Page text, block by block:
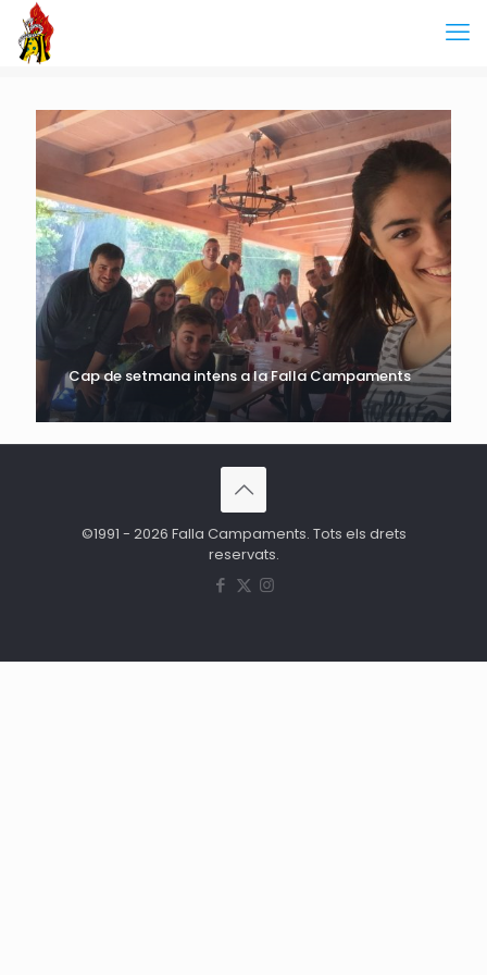
Cap de setmana intens a la Falla Campaments
©1991 - 2026 Falla Campaments. Tots els drets
reservats.